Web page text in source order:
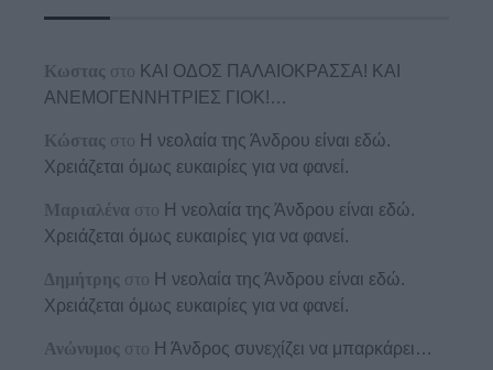
Κωστας στο ΚΑΙ ΟΔΟΣ ΠΑΛΑIΟΚΡΑΣΣΑ! ΚΑΙ
ΑΝΕΜΟΓΕΝΝΗΤΡΙΕΣ ΓΙΟΚ!…
Κώστας στο Η νεολαία της Άνδρου είναι εδώ.
Χρειάζεται όμως ευκαιρίες για να φανεί.
Μαριαλένα στο Η νεολαία της Άνδρου είναι εδώ.
Χρειάζεται όμως ευκαιρίες για να φανεί.
Δημήτρης στο Η νεολαία της Άνδρου είναι εδώ.
Χρειάζεται όμως ευκαιρίες για να φανεί.
Ανώνυμος στο Η Άνδρος συνεχίζει να μπαρκάρει…